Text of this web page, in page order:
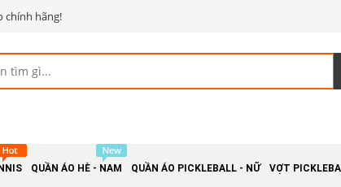
chính hãng!
QUẦN ÁO HÈ - NAM QUẦN ÁO PICKLEBALL - NỮ VỢT